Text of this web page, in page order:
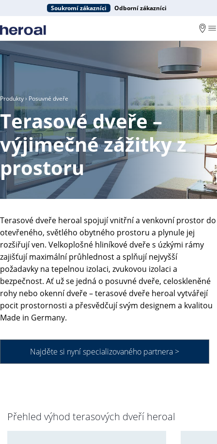
Soukromí zákazníci Odborní zákazníci
Produkty› Posuvné dveře
Terasové dveře –
výjimečné zážitky z
prostoru
Terasové dveře heroal spojují vnitřní a venkovní prostor do
otevřeného, světlého obytného prostoru a plynule jej
rozšiřují ven. Velkoplošné hliníkové dveře s úzkými rámy
zajišťují maximální průhlednost a splňují nejvyšší
požadavky na tepelnou izolaci, zvukovou izolaci a
bezpečnost. Ať už se jedná o posuvné dveře, celoskleněné
rohy nebo okenní dveře – terasové dveře heroal vytvářejí
pocit prostornosti a přesvědčují svým designem a kvalitou
Made in Germany.
Najděte si nyní specializovaného partnera >
Přehled výhod terasových dveří heroal